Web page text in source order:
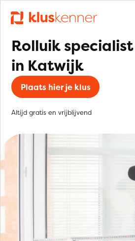
Rolluik
in Katwijk
Plaats hier je klus
Altijd gratis en vrijblijvend